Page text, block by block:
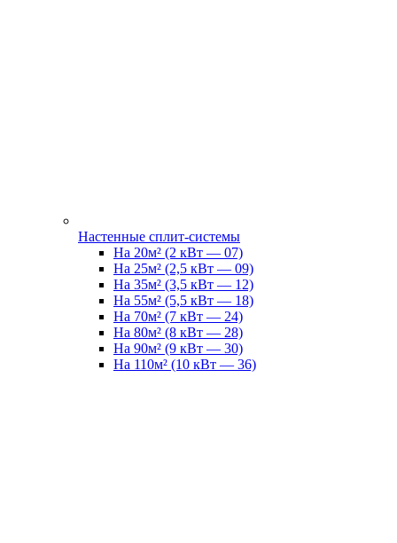
Настенные сплит-системы
На 20м² (2 кВт — 07)
На 25м² (2,5 кВт — 09)
На 35м² (3,5 кВт — 12)
На 55м² (5,5 кВт — 18)
На 70м² (7 кВт — 24)
На 80м² (8 кВт — 28)
На 90м² (9 кВт — 30)
На 110м² (10 кВт — 36)